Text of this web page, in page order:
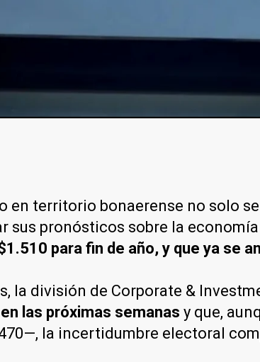
en territorio bonaerense no solo
sus pronósticos sobre la
para fin de año, y que ya se
la división de Corporate &
las próximas semanas y que,
la incertidumbre electoral